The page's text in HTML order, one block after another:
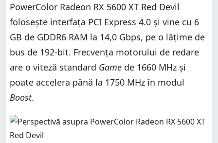
PowerColor Radeon RX 5600 XT Red Devil
folosește interfața PCI Express 4.0 și vine cu 6
GB de GDDR6 RAM la 14,0 Gbps, pe o lățime de
bus de 192-bit. Frecvența motorului de redare
are o viteză standard Game de 1660 MHz și
poate accelera până la 1750 MHz în modul
Boost.